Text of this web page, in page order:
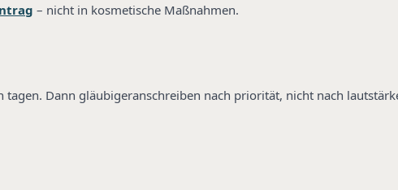
– nicht in kosmetische Maßnahmen.
Dann gläubigeranschreiben nach priorität, nicht nach